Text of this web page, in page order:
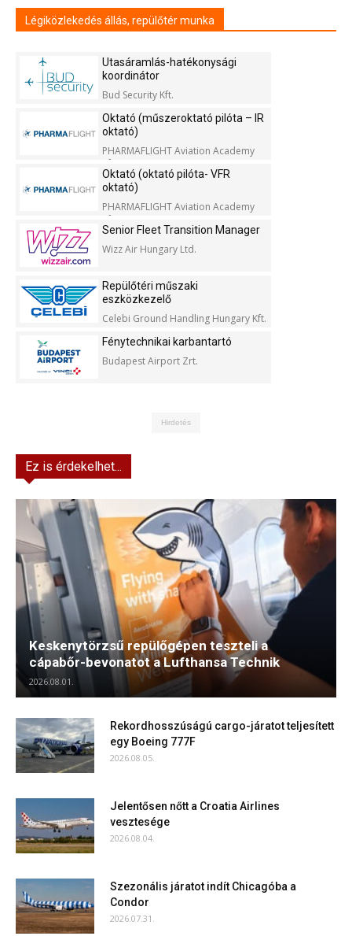
Légiközlekedés állás, repülőtér munka
Utasáramlás-hatékonysági
koordinátor
Bud Security Kft.
Oktató (műszeroktató pilóta – IR
oktató)
PHARMAFLIGHT Aviation Academy
Kft.
Oktató (oktató pilóta- VFR
oktató)
PHARMAFLIGHT Aviation Academy
Kft.
Senior Fleet Transition Manager
Wizz Air Hungary Ltd.
Repülőtéri műszaki
eszközkezelő
Celebi Ground Handling Hungary Kft.
Fénytechnikai karbantartó
Budapest Airport Zrt.
Hirdetés
Ez is érdekelhet...
Keskenytörzsű repülőgépen teszteli a
cápabőr-bevonatot a Lufthansa Technik
2026.08.01.
Rekordhosszúságú cargo-járatot teljesített
egy Boeing 777F
2026.08.05.
Jelentősen nőtt a Croatia Airlines
vesztesége
2026.08.04.
Szezonális járatot indít Chicagóba a
Condor
2026.07.31.